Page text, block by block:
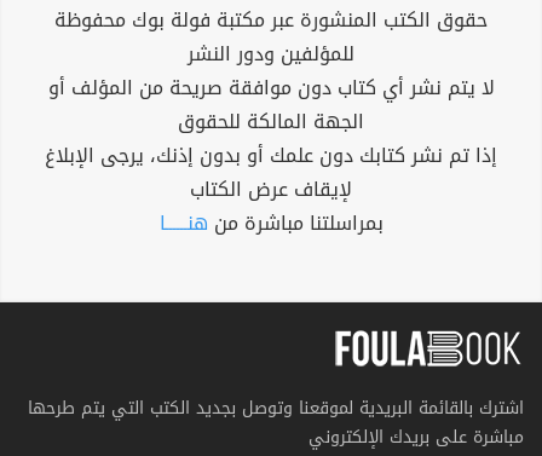
حقوق الكتب المنشورة عبر مكتبة فولة بوك محفوظة
للمؤلفين ودور النشر
لا يتم نشر أي كتاب دون موافقة صريحة من المؤلف أو
الجهة المالكة للحقوق
إذا تم نشر كتابك دون علمك أو بدون إذنك، يرجى الإبلاغ
لإيقاف عرض الكتاب
بمراسلتنا مباشرة من هنــــــا
اشترك بالقائمة البريدية لموقعنا وتوصل بجديد الكتب التي يتم طرحها
مباشرة على بريدك الإلكتروني